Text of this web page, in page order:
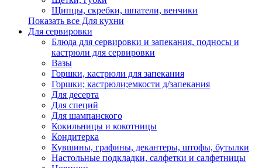
Щипцы, скребки, шпатели, венчики
Показать все Для кухни
Для сервировки
Блюда для сервировки и запекания, подносы и
кастрюли для сервировки
Вазы
Горшки, кастрюли для запекания
Горшки; кастрюли;емкости д/запекания
Для десерта
Для специй
Для шампанского
Кокильницы и кокотницы
Кондитерка
Кувшины, графины, декантеры, штофы, бутылки
Настольные подкладки, салфетки и салфетницы